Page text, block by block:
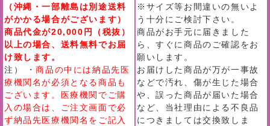
（沖縄・一部離島は別途送料
がかかる場合がございます）
商品代金が20,000円（税抜）
以上の場合、送料無料でお届
け致します。
注） ・商品の中には納品先医
療機関名が必須となる商品も
ございます。医療機関でご購
入の場合は、ご注文画面で必
ず納品先医療機関名をご記入
※サイズ等お間違いの無いよ
う十分にご検討下さい。
商品がお手元に届きました
ら、すぐに商品のご確認をお
願いします。
お届けした商品が万が一事故
などで汚れ、傷が生じた場合
や、誤った商品が届いた場合
など、当社理由による不良品
につきましては交換致しま